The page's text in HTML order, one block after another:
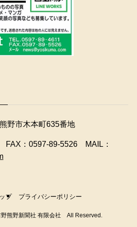
野市木本町635番地
FAX：0597-89-5526 MAIL：
プ プライバシーポリシー
熊野新聞社 有限会社 All Reserved.